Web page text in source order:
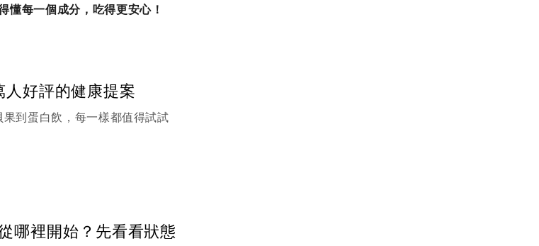
懂每一個成分，吃得更安心！
人好評的健康提案
果到蛋白飲，每一樣都值得試試
哪裡開始？先看看狀態